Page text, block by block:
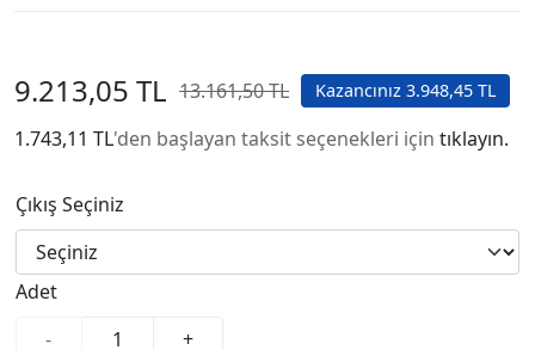
9.213,05 TL 13.161,50 TL Kazancınız 3.948,45 TL
1.743,11 TL'den başlayan taksit seçenekleri için tıklayın.
Çıkış Seçiniz
Adet
-
+